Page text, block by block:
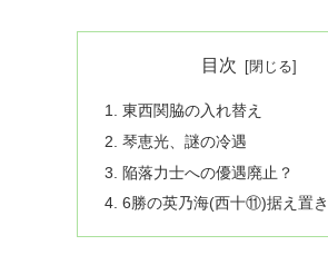
目次
東西関脇の入れ替え
琴恵光、謎の冷遇
陥落力士への優遇廃止？
6勝の英乃海(西十⑪)据え置